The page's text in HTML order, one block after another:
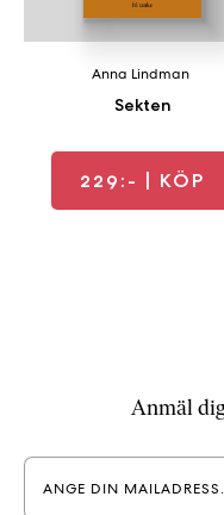
Sekten
Anna Lindman
229:- | KÖP
Anmäl